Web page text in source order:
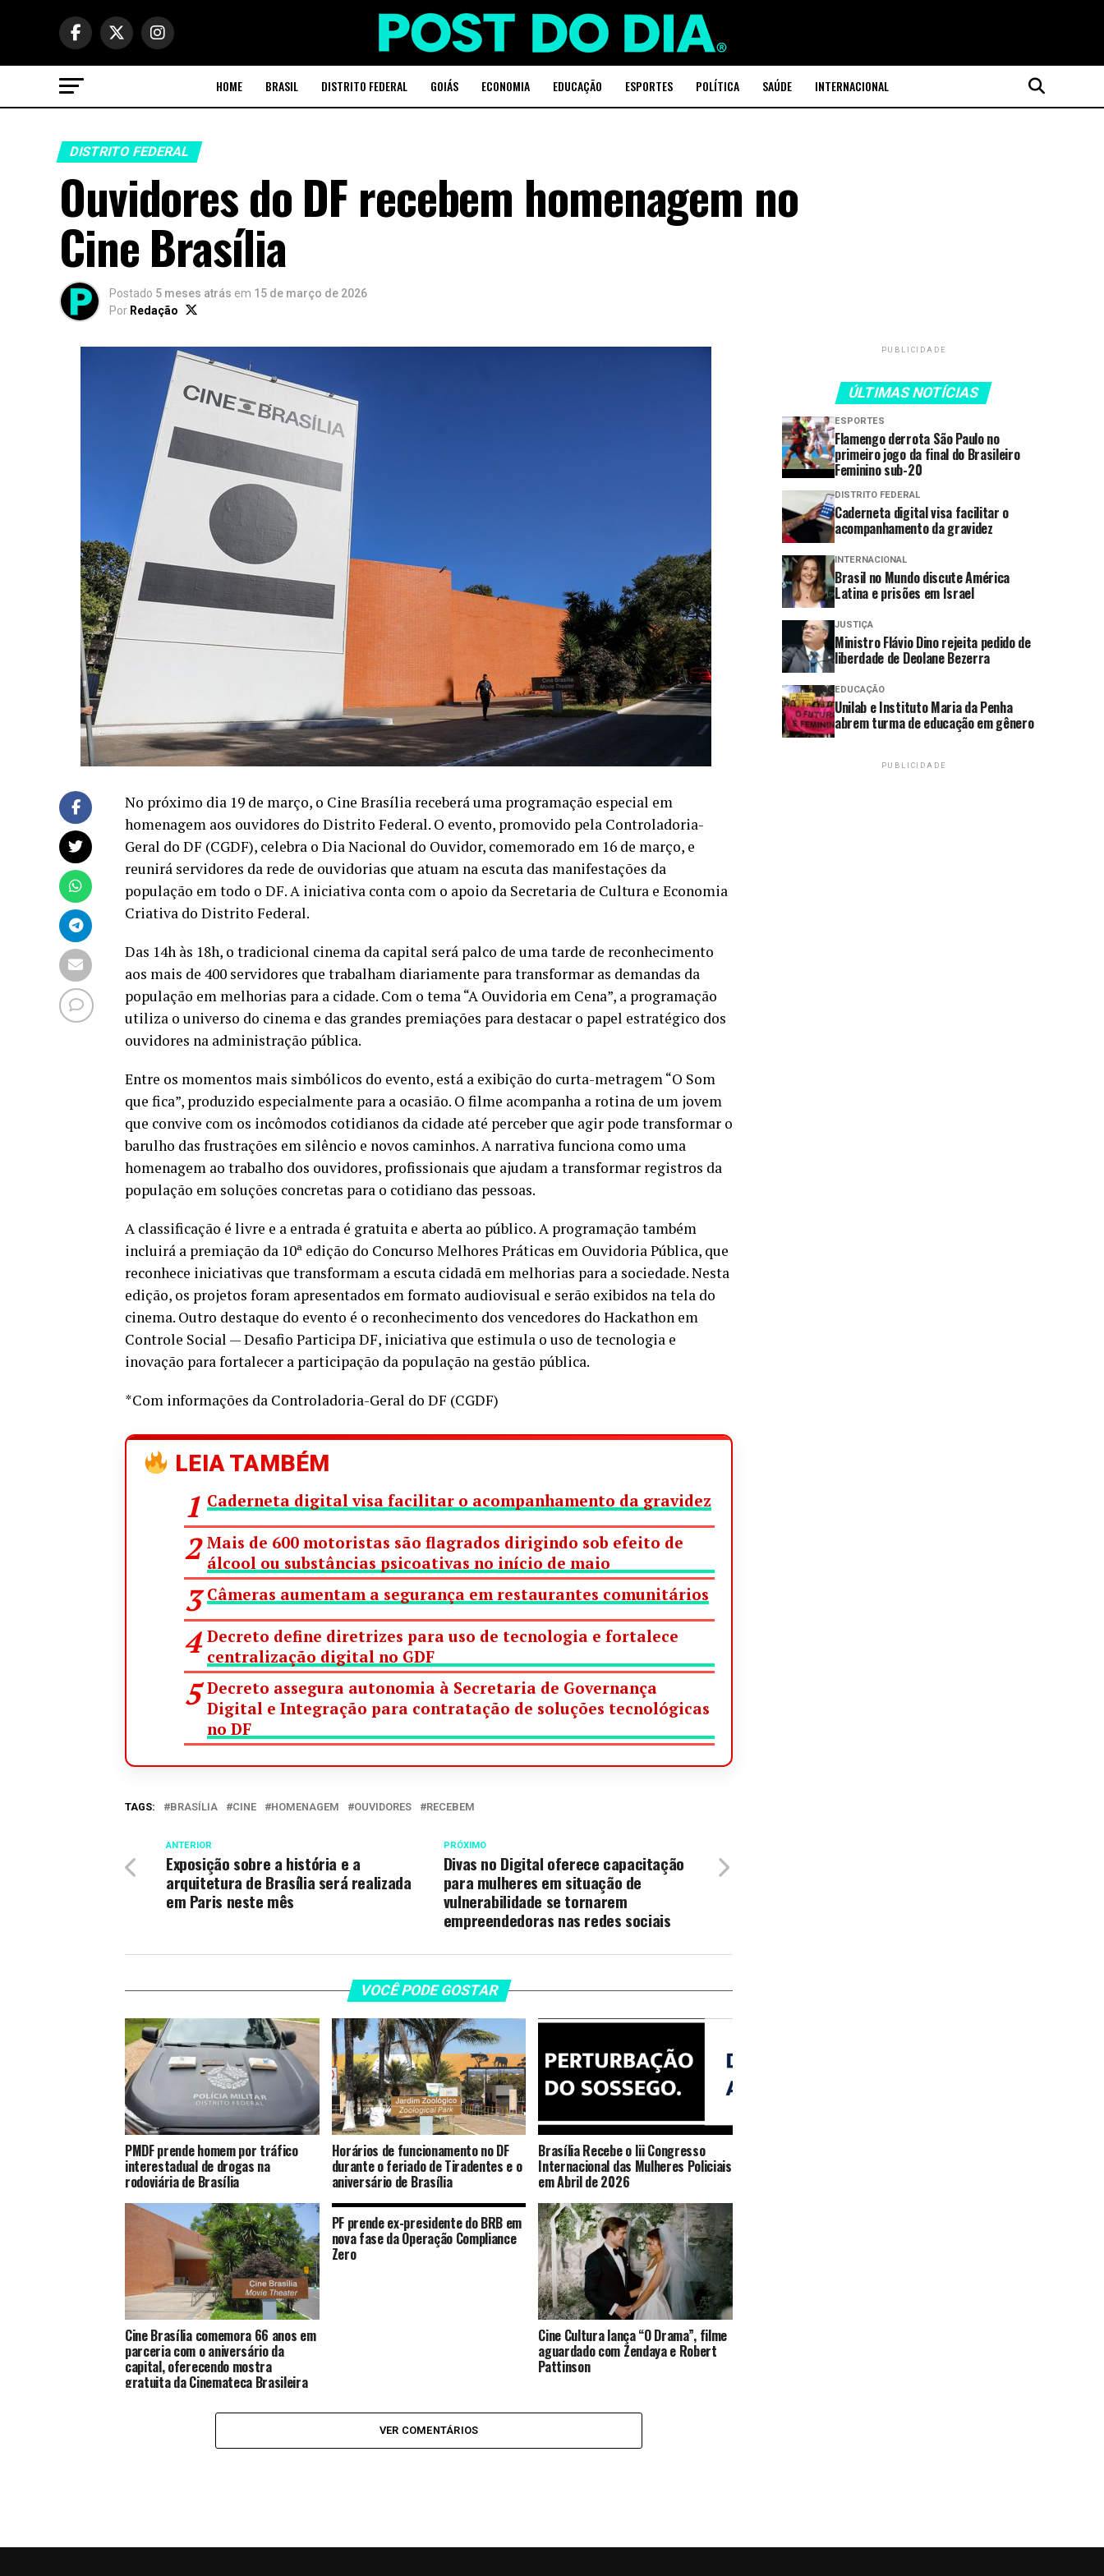
HOME BRASIL DISTRITO FEDERAL GOIÁS ECONOMIA EDUCAÇÃO ESPORTES POLÍTICA SAÚDE INTERNACIONAL
DISTRITO FEDERAL
Ouvidores do DF recebem homenagem no
Cine Brasília
Postado 5 meses atrás em 15 de março de 2026
Por Redação
No próximo dia 19 de março, o Cine Brasília receberá uma programação especial em
homenagem aos ouvidores do Distrito Federal. O evento, promovido pela Controladoria-
Geral do DF (CGDF), celebra o Dia Nacional do Ouvidor, comemorado em 16 de março, e
reunirá servidores da rede de ouvidorias que atuam na escuta das manifestações da
população em todo o DF. A iniciativa conta com o apoio da Secretaria de Cultura e Economia
Criativa do Distrito Federal.
Das 14h às 18h, o tradicional cinema da capital será palco de uma tarde de reconhecimento
aos mais de 400 servidores que trabalham diariamente para transformar as demandas da
população em melhorias para a cidade. Com o tema “A Ouvidoria em Cena”, a programação
utiliza o universo do cinema e das grandes premiações para destacar o papel estratégico dos
ouvidores na administração pública.
Entre os momentos mais simbólicos do evento, está a exibição do curta-metragem “O Som
que fica”, produzido especialmente para a ocasião. O filme acompanha a rotina de um jovem
que convive com os incômodos cotidianos da cidade até perceber que agir pode transformar o
barulho das frustrações em silêncio e novos caminhos. A narrativa funciona como uma
homenagem ao trabalho dos ouvidores, profissionais que ajudam a transformar registros da
população em soluções concretas para o cotidiano das pessoas.
A classificação é livre e a entrada é gratuita e aberta ao público. A programação também
incluirá a premiação da 10ª edição do Concurso Melhores Práticas em Ouvidoria Pública, que
reconhece iniciativas que transformam a escuta cidadã em melhorias para a sociedade. Nesta
edição, os projetos foram apresentados em formato audiovisual e serão exibidos na tela do
cinema. Outro destaque do evento é o reconhecimento dos vencedores do Hackathon em
Controle Social — Desafio Participa DF, iniciativa que estimula o uso de tecnologia e
inovação para fortalecer a participação da população na gestão pública.
*Com informações da Controladoria-Geral do DF (CGDF)
LEIA TAMBÉM
Caderneta digital visa facilitar o acompanhamento da gravidez
Mais de 600 motoristas são flagrados dirigindo sob efeito de
álcool ou substâncias psicoativas no início de maio
Câmeras aumentam a segurança em restaurantes comunitários
Decreto define diretrizes para uso de tecnologia e fortalece
centralização digital no GDF
Decreto assegura autonomia à Secretaria de Governança
Digital e Integração para contratação de soluções tecnológicas
no DF
TAGS: BRASÍLIA CINE HOMENAGEM OUVIDORES RECEBEM
PRÓXIMO
Divas no Digital oferece capacitação
para mulheres em situação de
vulnerabilidade se tornarem
empreendedoras nas redes sociais
ANTERIOR
Exposição sobre a história e a
arquitetura de Brasília será realizada
em Paris neste mês
VOCÊ PODE GOSTAR
PMDF prende homem por tráfico
interestadual de drogas na
rodoviária de Brasília
Horários de funcionamento no DF
durante o feriado de Tiradentes e o
aniversário de Brasília
Brasília Recebe o Iii Congresso
Internacional das Mulheres Policiais
em Abril de 2026
Cine Brasília comemora 66 anos em
parceria com o aniversário da
capital, oferecendo mostra
gratuita da Cinemateca Brasileira
PF prende ex-presidente do BRB em
nova fase da Operação Compliance
Zero
Cine Cultura lança “O Drama”, filme
aguardado com Zendaya e Robert
Pattinson
VER COMENTÁRIOS
PUBLICIDADE
ÚLTIMAS NOTÍCIAS
ESPORTES
Flamengo derrota São Paulo no
primeiro jogo da final do Brasileiro
Feminino sub-20
DISTRITO FEDERAL
Caderneta digital visa facilitar o
acompanhamento da gravidez
INTERNACIONAL
Brasil no Mundo discute América
Latina e prisões em Israel
JUSTIÇA
Ministro Flávio Dino rejeita pedido de
liberdade de Deolane Bezerra
EDUCAÇÃO
Unilab e Instituto Maria da Penha
abrem turma de educação em gênero
PUBLICIDADE